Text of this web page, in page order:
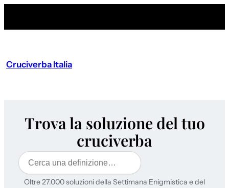
Cruciverba Italia
Trova la soluzione del tuo
cruciverba
Cerca
Oltre 27.000 soluzioni della Settimana Enigmistica e del